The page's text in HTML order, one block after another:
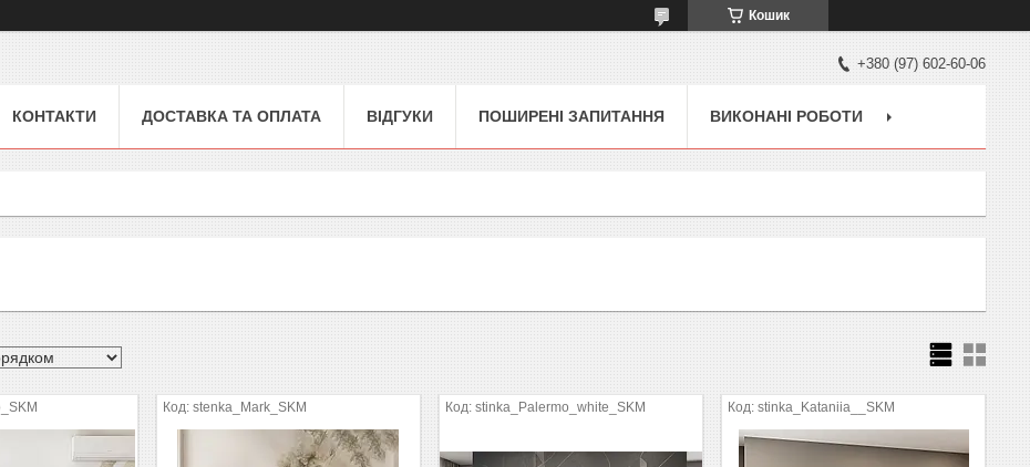
Кошик
+380 (97) 602-60-06
КОНТАКТИ ДОСТАВКА ТА ОПЛАТА ВІДГУКИ ПОШИРЕНІ ЗАПИТАННЯ ВИКОНАНІ РОБОТИ
stenka_Mark_SKM stinka_Palermo_white_SKM stinka_Kataniia__SKM